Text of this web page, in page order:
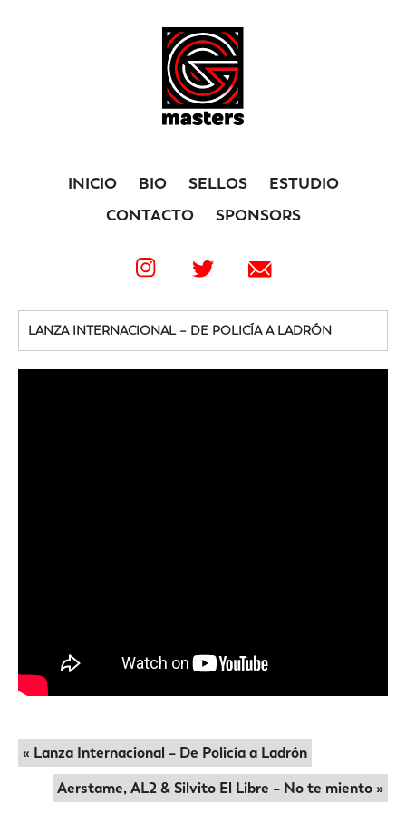
INICIO BIO SELLOS
ESTUDIO
CONTACTO
SPONSORS
LANZA INTERNACIONAL – DE POLICÍA A LADRÓN
« Lanza Internacional – De Policía a Ladrón
Aerstame, AL2 & Silvito El Libre – No te miento »